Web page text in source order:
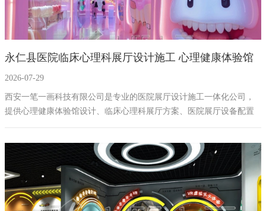
永仁县医院临床心理科展厅设计施工 心理健康体验馆
设备方案公司
2026-07-29
西安一笔一画科技有限公司是专业的医院展厅设计施工一体化公司，
提供心理健康体验馆设计、临床心理科展厅方案、医院展厅设备配置
及心理科展厅施工服务，专注打造融合专业医疗与文化疗愈的心理健